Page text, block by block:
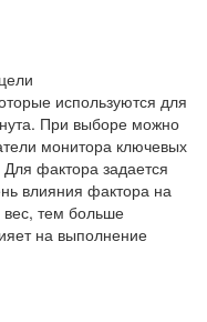
используются для
При выборе можно
монитора ключевых
фактора задается
влияния фактора на
тем больше
на выполнение